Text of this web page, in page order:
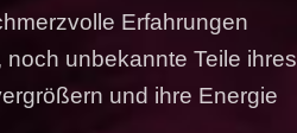
Erfahrungen
unbekannte Teile ihres
und ihre Energie